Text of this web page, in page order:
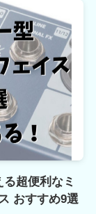
る超便利なミ
おすすめ9選